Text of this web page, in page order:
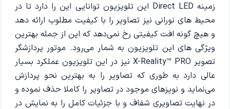
زمینه Direct LED این تلویزیون توانایی این را دارد تا در
محیط های نورانی نیز تصاویر را با کیفیت مطلوب ارائه دهد
و هیچ گونه افت کیفیتی رخ نمی‌دهد که این از جمله بهترین
ویژگی های این تلویزیون به شمار می‌رود. موتور پردازشگر
تصویر X-Reality™ PRO نیز در این تلویزیون عملکرد بسیار
عالی دارد به طوری که تصاویر را به بهترین نحو پردازش
می‌نماید و نویزهای موجود در تصاویر را کاملا حذف نموده و
در نهایت تصاویری شفاف و با جزئیات کامل را به نمایش در